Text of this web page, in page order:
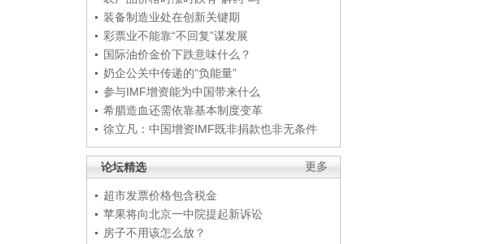
装备制造业处在创新关键期
彩票业不能靠“不回复”谋发展
国际油价金价下跌意味什么？
奶企公关中传递的“负能量”
参与IMF增资能为中国带来什么
希腊造血还需依靠基本制度变革
徐立凡：中国增资IMF既非捐款也非无条件
更多
论坛精选
超市发票价格包含税金
苹果将向北京一中院提起新诉讼
房子不用该怎么放？